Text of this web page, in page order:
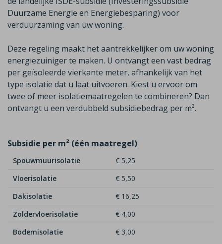
Duurzame Energie en Energiebesparing) voor
verduurzaming van uw woning.
Deze regeling maakt het aantrekkelijker om uw woning
energiezuiniger te maken. U ontvangt een vast bedrag
per geïsoleerde vierkante meter, afhankelijk van het
type isolatie dat u laat uitvoeren. Kiest u ervoor om
twee of meer isolatiemaatregelen te combineren? Dan
ontvangt u een verdubbeld subsidiebedrag per m².
Subsidie per m² (één maatregel)
Spouwmuurisolatie
€ 5,25
Vloerisolatie
€ 5,50
Dakisolatie
€ 16,25
Zoldervloerisolatie
€ 4,00
Bodemisolatie
€ 3,00